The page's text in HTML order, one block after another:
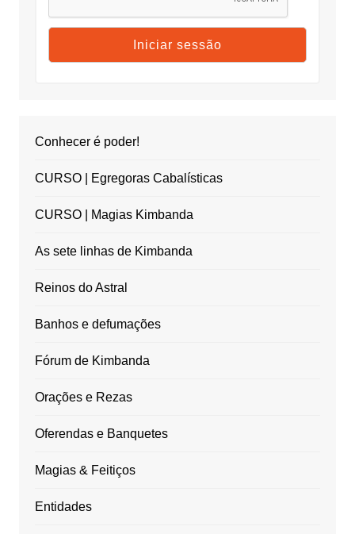
Conhecer é poder!
CURSO | Egregoras Cabalísticas
CURSO | Magias Kimbanda
As sete linhas de Kimbanda
Reinos do Astral
Banhos e defumações
Fórum de Kimbanda
Orações e Rezas
Oferendas e Banquetes
Magias & Feitiços
Entidades